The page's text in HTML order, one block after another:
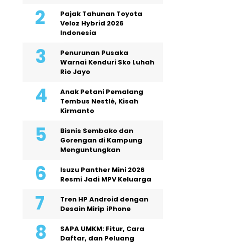
Pajak Tahunan Toyota
Veloz Hybrid 2026
Indonesia
Penurunan Pusaka
Warnai Kenduri Sko Luhah
Rio Jayo
Anak Petani Pemalang
Tembus Nestlé, Kisah
Kirmanto
Bisnis Sembako dan
Gorengan di Kampung
Menguntungkan
Isuzu Panther Mini 2026
Resmi Jadi MPV Keluarga
Tren HP Android dengan
Desain Mirip iPhone
SAPA UMKM: Fitur, Cara
Daftar, dan Peluang